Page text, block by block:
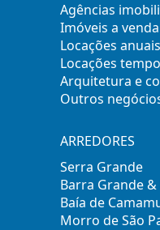
Agências
Imóveis a venda
Locações anuais
Locações
Arquitetura e
Outros
ARREDORES
Serra Grande
Barra Grande
Baía de
Morro de São